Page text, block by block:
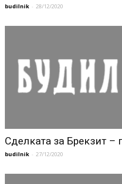
budilnik - 28/12/2020
Сделката за Брекзит –
budilnik - 27/12/2020